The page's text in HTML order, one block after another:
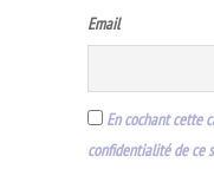
Email
En cochant cette
confidentialité de ce